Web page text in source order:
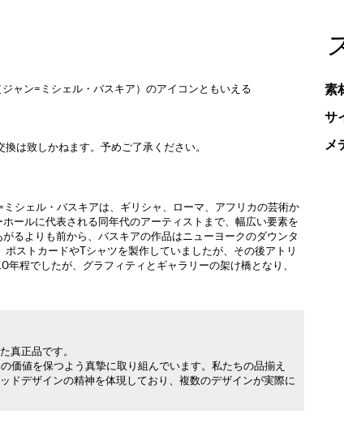
ャン=ミシェル・バスキア）のアイコンともいえる
は致しかねます。予めご了承ください。
シェル・バスキアは、ギリシャ、ローマ、アフリカの芸術か
ールに代表される同年代のアーティストまで、幅広い要素を
るよりも前から、バスキアの作品はニューヨークのダウンタ
ストカードやTシャツを製作していましたが、その後アトリ
程でしたが、グラフィティとギャラリーの架け橋となり、
真正品です。
価値を保つよう真摯に取り組んでいます。私たちの品揃え
ドデザインの精神を体現しており、複数のデザインが実際に
素
サ
メ